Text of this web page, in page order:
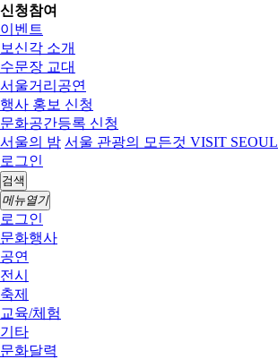
신청참여
이벤트
보신각 소개
수문장 교대
서울거리공연
행사 홍보 신청
문화공간등록 신청
서울의 밤 서울 관광의 모든것 VISIT SEOUL
로그인
검색
메뉴열기
로그인
문화행사
공연
전시
축제
교육/체험
기타
문화달력